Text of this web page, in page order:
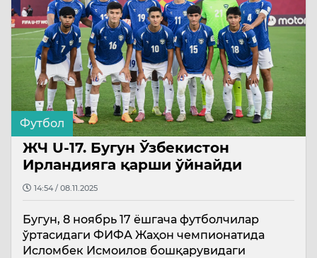
Футбол
ЖЧ U-17. Бугун Ўзбекистон
Ирландияга қарши ўйнайди
14:54 / 08.11.2025
Бугун, 8 ноябрь 17 ёшгача футболчилар
ўртасидаги ФИФА Жаҳон чемпионатида
Исломбек Исмоилов бошқарувидаги